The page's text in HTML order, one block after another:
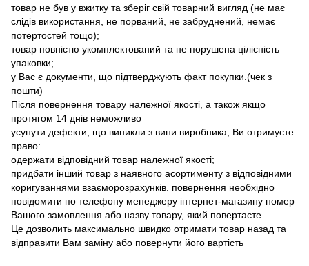
товар не був у вжитку та зберіг свій товарний вигляд (не має
слідів використання, не порваний, не забруднений, немає
потертостей тощо);
товар повністю укомплектований та не порушена цілісність
упаковки;
у Вас є документи, що підтверджують факт покупки.(чек з
пошти)
Після повернення товару належної якості, а також якщо
протягом 14 днів неможливо
усунути дефекти, що виникли з вини виробника, Ви отримуєте
право:
одержати відповідний товар належної якості;
придбати інший товар з наявного асортименту з відповідними
коригуваннями взаєморозрахунків. повернення необхідно
повідомити по телефону менеджеру інтернет-магазину номер
Вашого замовлення або назву товару, який повертаєте.
Це дозволить максимально швидко отримати товар назад та
відправити Вам заміну або повернути його вартість